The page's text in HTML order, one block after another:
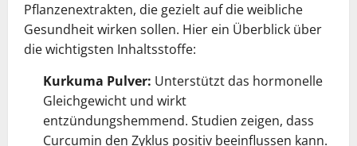
Pflanzenextrakten, die gezielt auf die weibliche
Gesundheit wirken sollen. Hier ein Überblick über
die wichtigsten Inhaltsstoffe:
Kurkuma Pulver: Unterstützt das hormonelle
Gleichgewicht und wirkt
entzündungshemmend. Studien zeigen, dass
Curcumin den Zyklus positiv beeinflussen kann.